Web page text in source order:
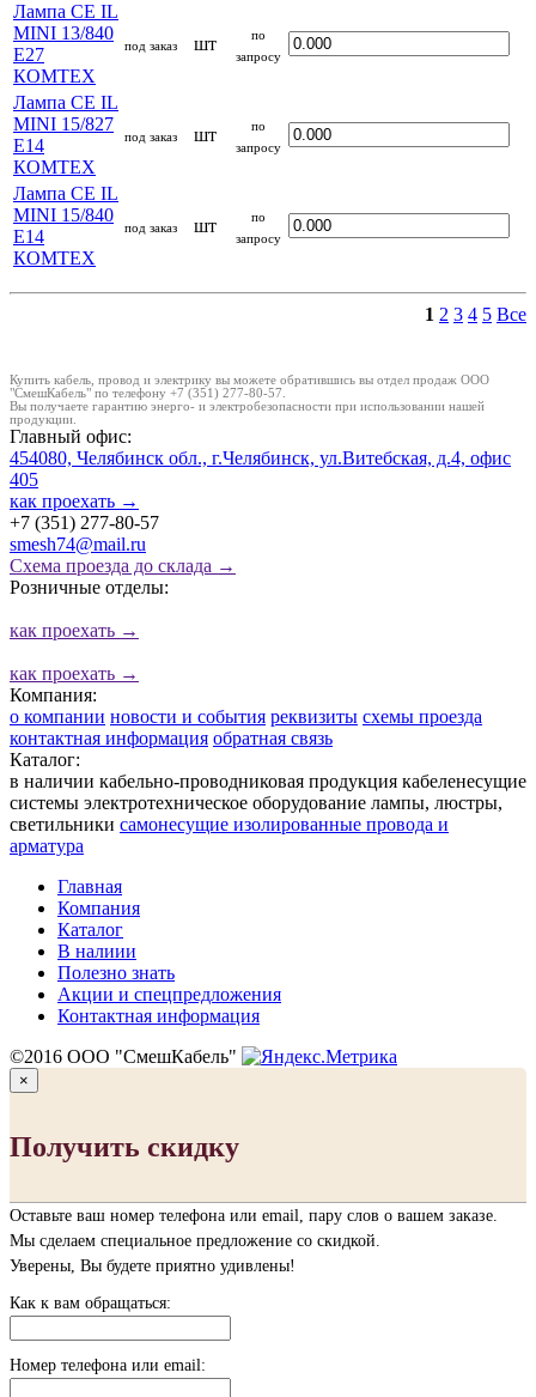
Лампа CE IL
MINI 13/840
E27
КОМТЕХ
под заказ шт
по
запросу
Лампа CE IL
MINI 15/827
E14
КОМТЕХ
под заказ шт
по
запросу
Лампа CE IL
MINI 15/840
E14
КОМТЕХ
под заказ шт
по
запросу
1 2 3 4 5 Все
Купить кабель, провод и электрику вы можете обратившись вы отдел продаж ООО
"СмешКабель" по телефону +7 (351) 277-80-57.
Вы получаете гарантию энерго- и электробезопасности при использовании нашей
продукции.
Главный офис:
454080, Челябинск обл., г.Челябинск, ул.Витебская, д.4, офис
405
как проехать →
+7 (351) 277-80-57
smesh74@mail.ru
Схема проезда до склада →
Розничные отделы:
как проехать →
как проехать →
Компания:
о компании новости и события реквизиты схемы проезда
контактная информация обратная связь
Каталог:
в наличии кабельно-проводниковая продукция кабеленесущие
системы электротехническое оборудование лампы, люстры,
светильники cамонесущие изолированные провода и
арматура
Главная
Компания
Каталог
В налиии
Полезно знать
Акции и спецпредложения
Контактная информация
©2016 ООО "СмешКабель"
×
Получить скидку
Оставьте ваш номер телефона или email, пару слов о вашем заказе.
Мы сделаем специальное предложение со скидкой.
Уверены, Вы будете приятно удивлены!
Как к вам обращаться:
Номер телефона или email: